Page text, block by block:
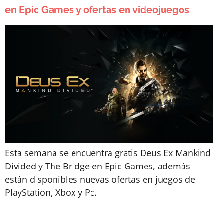
en Epic Games y ofertas en videojuegos
Esta semana se encuentra gratis Deus Ex Mankind
Divided y The Bridge en Epic Games, además
están disponibles nuevas ofertas en juegos de
PlayStation, Xbox y Pc.